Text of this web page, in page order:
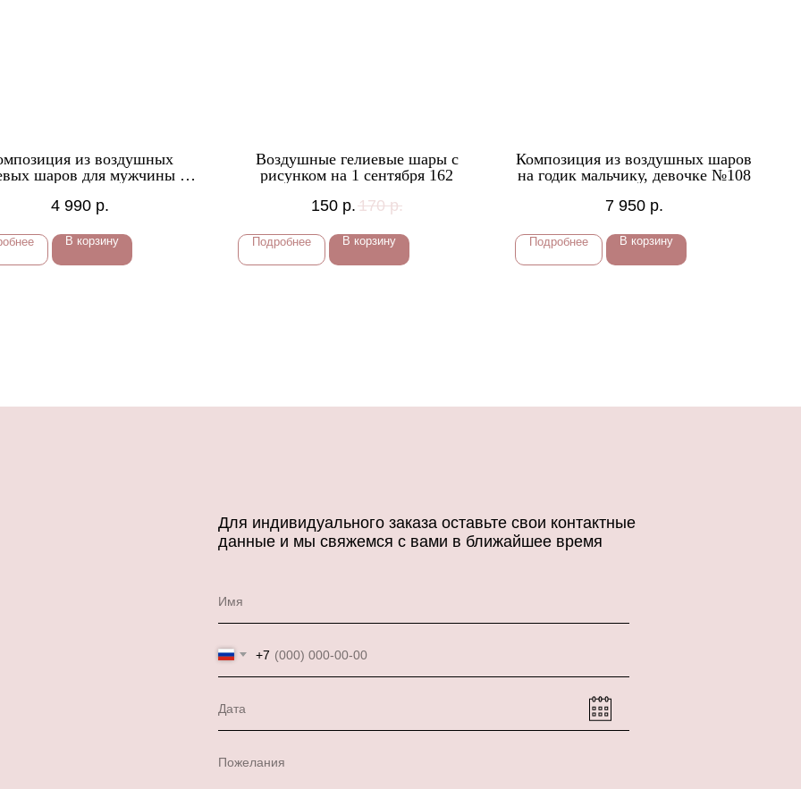
из воздушных
шаров для мужчины №
4 990 р.
В корзину
Воздушные гелиевые шары с
рисунком на 1 сентября 162
150 р.170 р.
Подробнее В корзину
Композиция из воздушных шаров
на годик мальчику, девочке №108
7 950 р.
Подробнее В корзину
Для индивидуального заказа оставьте свои контактные
данные и мы свяжемся с вами в ближайшее время
Имя
+7
Дата
Пожелания